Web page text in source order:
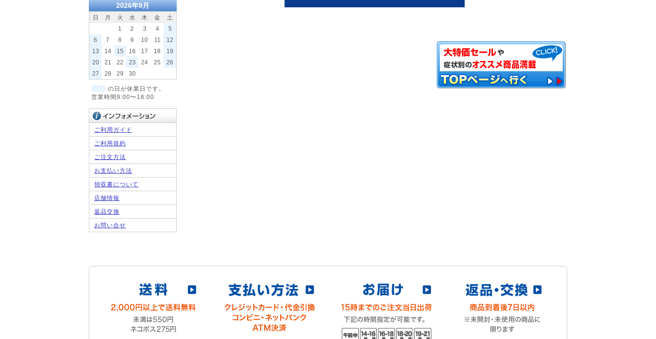
2026年9月
日 月 火 水 木 金
土
1
2 3 4
5
6
7 8 9 10 11
12
13
14 15 16 17 18
19
20
21 22 23 24 25
26
27
28 29 30
の日が休業日です。
営業時間9:00〜18:00
ご利用ガイド
ご利用規約
ご注文方法
お支払い方法
領収書について
店舗情報
返品交換
お問い合せ